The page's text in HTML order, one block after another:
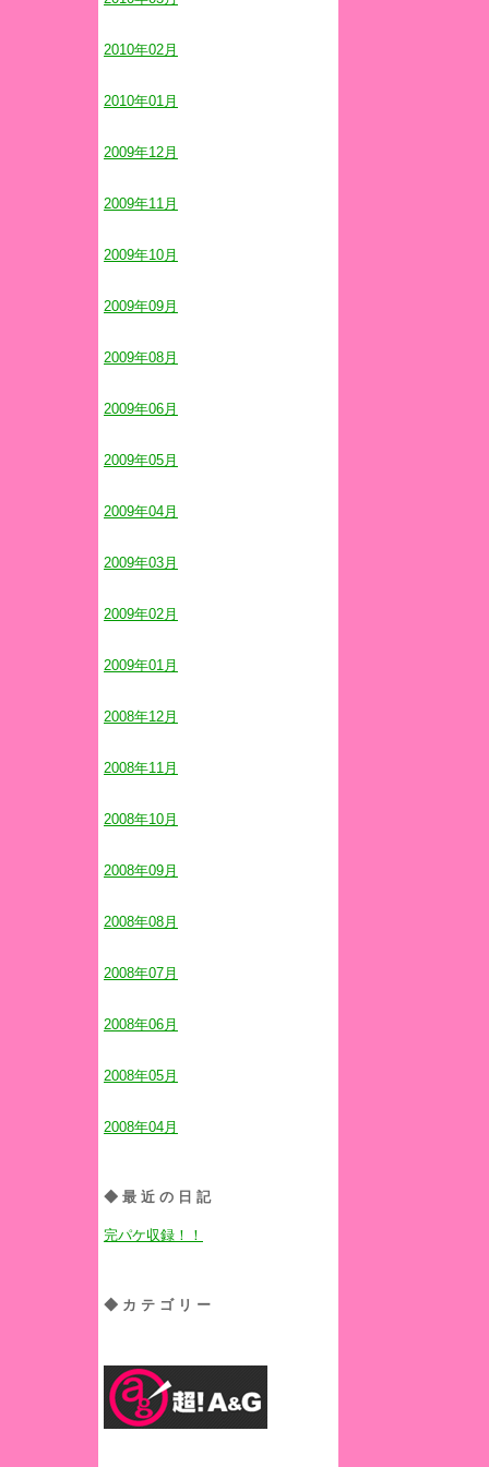
2010年02月
2010年01月
2009年12月
2009年11月
2009年10月
2009年09月
2009年08月
2009年06月
2009年05月
2009年04月
2009年03月
2009年02月
2009年01月
2008年12月
2008年11月
2008年10月
2008年09月
2008年08月
2008年07月
2008年06月
2008年05月
2008年04月
◆最近の日記
完パケ収録！！
◆カテゴリー